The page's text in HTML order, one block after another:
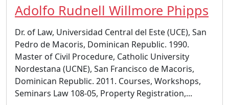
Adolfo Rudnell Willmore Phipps
Dr. of Law, Universidad Central del Este (UCE), San
Pedro de Macoris, Dominican Republic. 1990.
Master of Civil Procedure, Catholic University
Nordestana (UCNE), San Francisco de Macoris,
Dominican Republic. 2011. Courses, Workshops,
Seminars Law 108-05, Property Registration,...